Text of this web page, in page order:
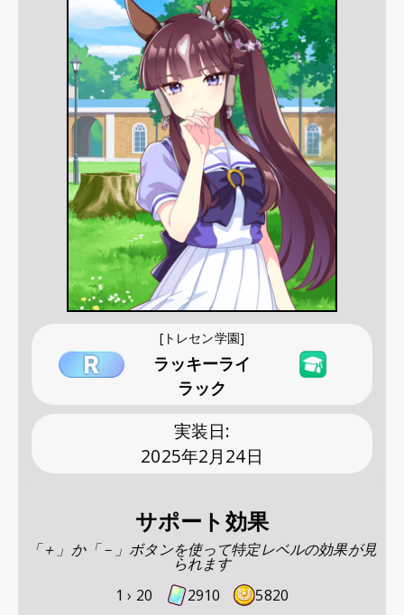
[トレセン学園]
ラッキーライ
ラック
実装日:
2025年2月24日
サポート効果
「＋」か「－」ボタンを使って特定レベルの効果が見
られます
1 › 20 2910 5820